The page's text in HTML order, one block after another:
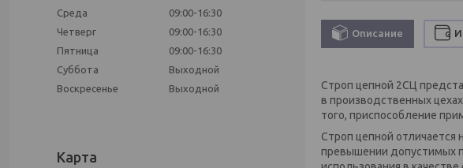
Описание
Строп цепной 2СЦ
в производственных
того, приспособление
Строп цепной отличается
превышении допустимых
Среда
09:00-16:30
Четверг
09:00-16:30
Пятница
09:00-16:30
Суббота
Выходной
Воскресенье
Выходной
Карта